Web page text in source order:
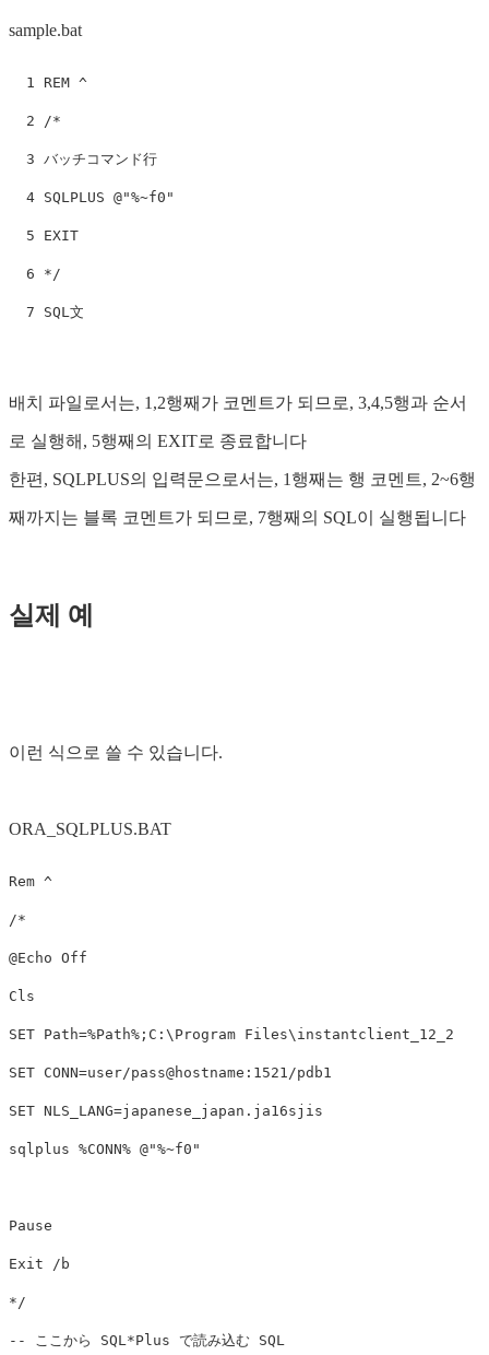
sample.bat
  1 REM ^
  2 /*
  3 バッチコマンド行
  4 SQLPLUS @"%~f0"
  5 EXIT
  6 */
배치 파일로서는, 1,2행째가 코멘트가 되므로, 3,4,5행과 순서
로 실행해, 5행째의 EXIT로 종료합니다
한편, SQLPLUS의 입력문으로서는, 1행째는 행 코멘트, 2~6행
째까지는 블록 코멘트가 되므로, 7행째의 SQL이 실행됩니다
실제 예
이런 식으로 쓸 수 있습니다.
ORA_SQLPLUS.BAT
Rem ^
/*
@Echo Off
Cls
SET Path=%Path%;C:\Program Files\instantclient_12_2
SET CONN=user/pass@hostname:1521/pdb1
SET NLS_LANG=japanese_japan.ja16sjis
sqlplus %CONN% @"%~f0"
Pause
Exit /b
*/
-- ここから SQL*Plus で読み込む SQL